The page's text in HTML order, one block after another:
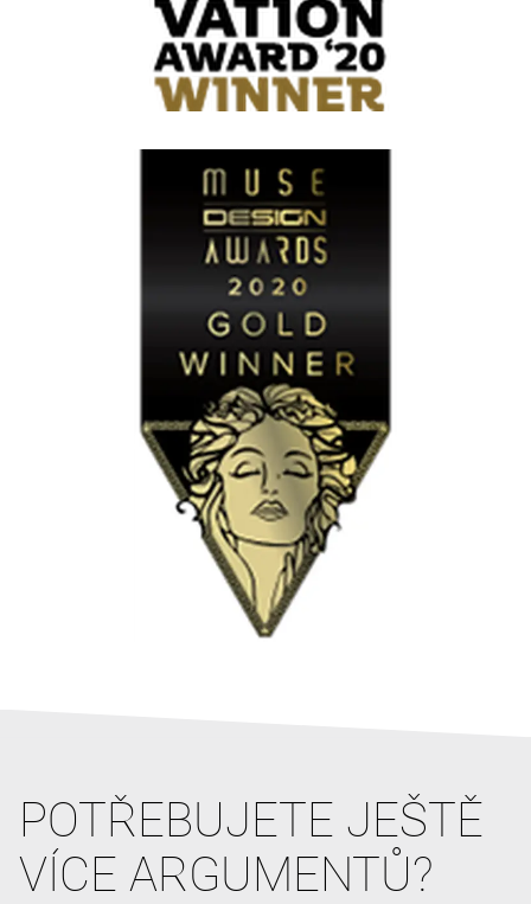
POTŘEBUJETE JEŠTĚ
VÍCE ARGUMENTŮ?